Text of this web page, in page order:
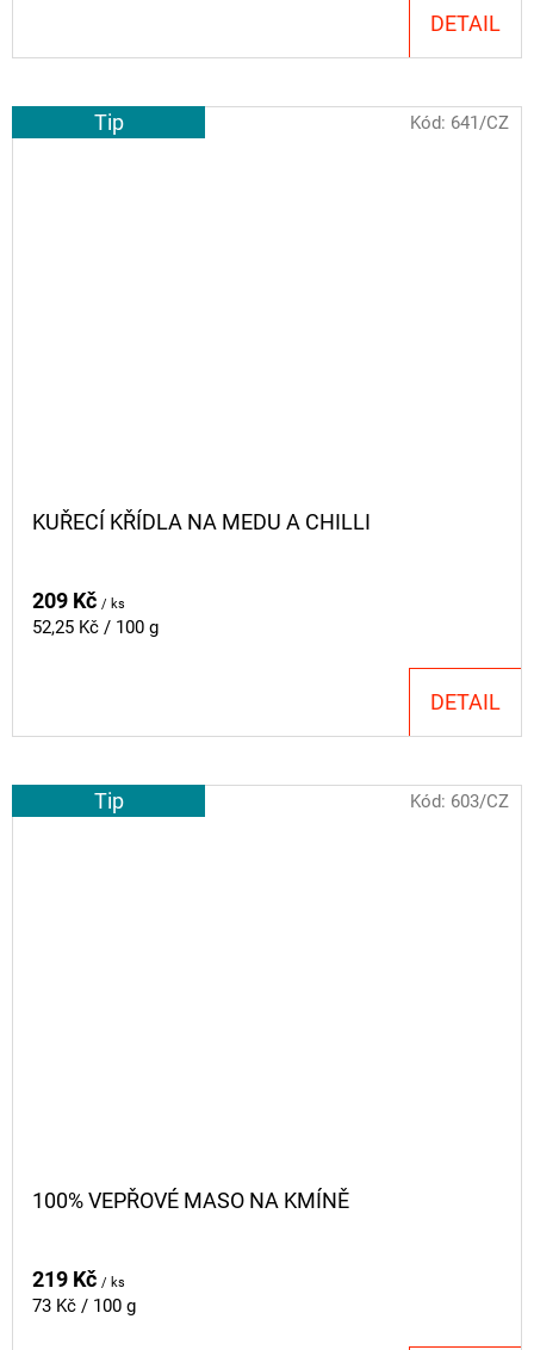
DETAIL
Tip
KUŘECÍ KŘÍDLA NA MEDU A CHILLI
209 Kč / ks
Měrná
52,25 Kč / 100 g
DETAIL
Kód: 641/CZ
Tip
100% VEPŘOVÉ MASO NA KMÍNĚ
219 Kč / ks
Měrná
73 Kč / 100 g
Kód: 603/CZ